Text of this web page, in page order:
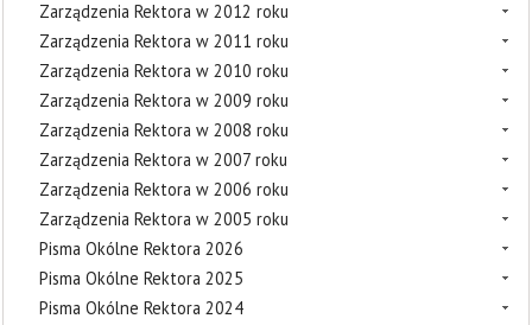
Zarządzenia Rektora w 2012 roku
Zarządzenia Rektora w 2011 roku
Zarządzenia Rektora w 2010 roku
Zarządzenia Rektora w 2009 roku
Zarządzenia Rektora w 2008 roku
Zarządzenia Rektora w 2007 roku
Zarządzenia Rektora w 2006 roku
Zarządzenia Rektora w 2005 roku
Pisma Okólne Rektora 2026
Pisma Okólne Rektora 2025
Pisma Okólne Rektora 2024